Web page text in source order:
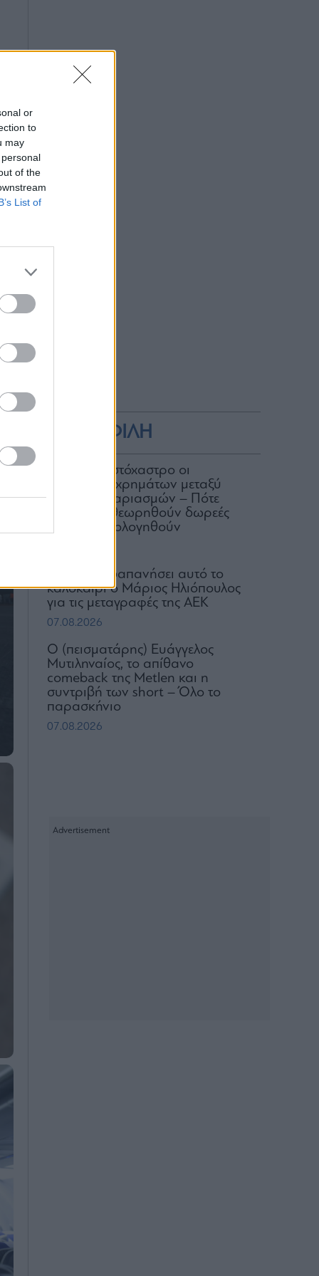
or
to
may
of the
List of
ΔΗΜΟΦΙΛΗ
ΑΑΔΕ: Στο στόχαστρο οι
μεταφορές χρημάτων μεταξύ
κοινών λογαριασμών – Πότε
μπορεί να θεωρηθούν δωρεές
και να φορολογηθούν
Πόσα έχει δαπανήσει αυτό το
καλοκαίρι ο Μάριος Ηλιόπουλος
για τις μεταγραφές της ΑΕΚ
07.08.2026
Ο (πεισματάρης) Ευάγγελος
Μυτιληναίος, το απίθανο
comeback της Μetlen και η
συντριβή των short – Όλο το
παρασκήνιο
07.08.2026